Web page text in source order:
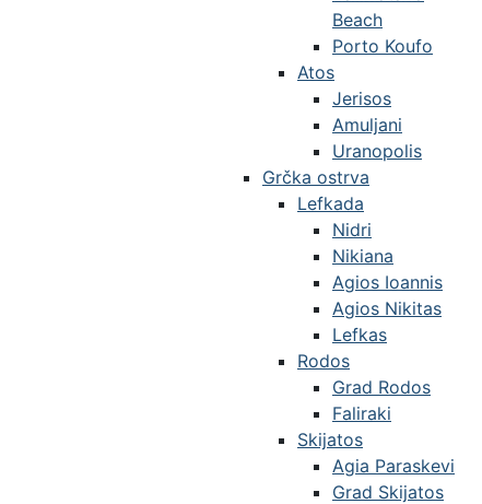
Beach
Porto Koufo
Atos
Jerisos
Amuljani
Uranopolis
Grčka ostrva
Lefkada
Nidri
Nikiana
Agios Ioannis
Agios Nikitas
Lefkas
Rodos
Grad Rodos
Faliraki
Skijatos
Agia Paraskevi
Grad Skijatos